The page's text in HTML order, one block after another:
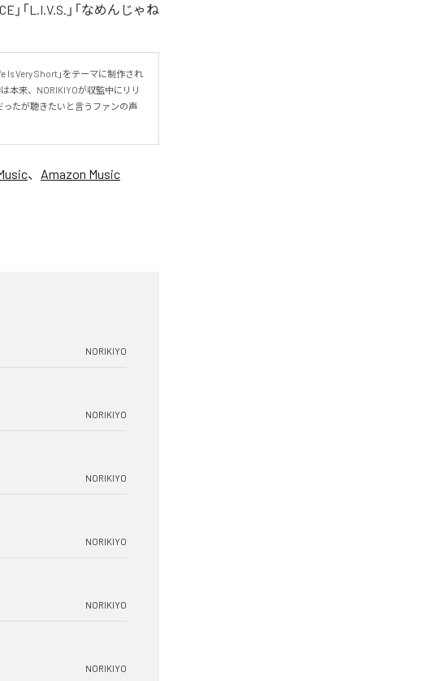
」「L.I.V.S.」「なめんじゃね
Very Short」をテーマに制作され
本来、NORIKIYOが収監中にリリ
たが聴きたいと言うファンの声
、 Amazon Music
NORIKIYO
NORIKIYO
NORIKIYO
NORIKIYO
NORIKIYO
NORIKIYO